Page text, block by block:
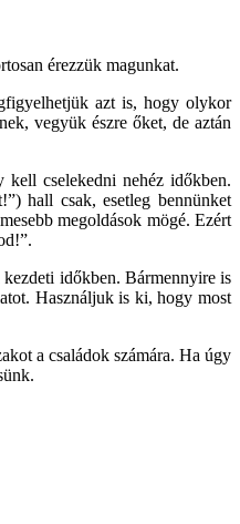
érezzük magunkat.
azt is, hogy olykor
vegyük észre őket, de aztán
kell cselekedni nehéz időkben.
hall csak, esetleg bennünket
megoldások mögé. Ezért
kezdeti időkben. Bármennyire is
Használjuk is ki, hogy most
a családok számára. Ha úgy